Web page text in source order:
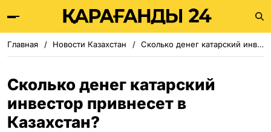
Главная Новости Казахстан Сколько денег катарский инвестор привнесет в Казахстан?
Сколько денег катарский
инвестор привнесет в
Казахстан?